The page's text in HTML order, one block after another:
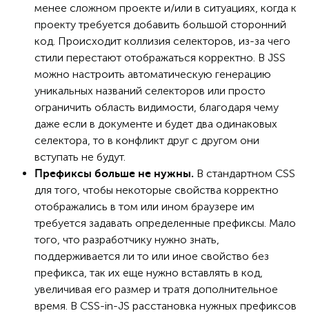
менее сложном проекте и/или в ситуациях, когда к
проекту требуется добавить большой сторонний
код. Происходит коллизия селекторов, из-за чего
стили перестают отображаться корректно. В JSS
можно настроить автоматическую генерацию
уникальных названий селекторов или просто
ограничить область видимости, благодаря чему
даже если в документе и будет два одинаковых
селектора, то в конфликт друг с другом они
вступать не будут.
Префиксы больше не нужны. В стандартном CSS
для того, чтобы некоторые свойства корректно
отображались в том или ином браузере им
требуется задавать определенные префиксы. Мало
того, что разработчику нужно знать,
поддерживается ли то или иное свойство без
префикса, так их еще нужно вставлять в код,
увеличивая его размер и тратя дополнительное
время. В CSS-in-JS расстановка нужных префиксов